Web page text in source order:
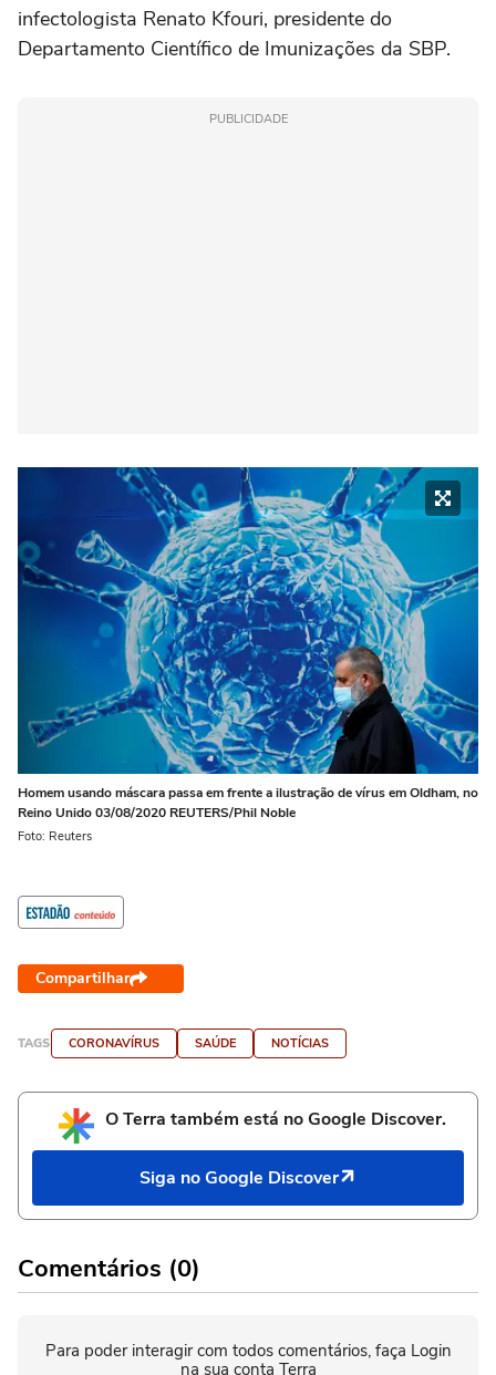
infectologista Renato Kfouri, presidente do
Departamento Científico de Imunizações da SBP.
PUBLICIDADE
Homem usando máscara passa em frente a ilustração de vírus em Oldham, no
Reino Unido 03/08/2020 REUTERS/Phil Noble
Foto: Reuters
Compartilhar
TAGS CORONAVÍRUS SAÚDE NOTÍCIAS
O Terra também está no Google Discover.
Siga no Google Discover
Comentários (0)
Para poder interagir com todos comentários, faça Login
na sua conta Terra